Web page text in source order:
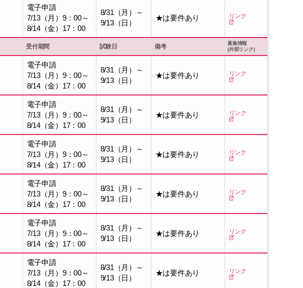
電子申請
7/13（月）9：00～
8/14（金）17：00
8/31（月）～
9/13（日）
★は要件あり リンク
受付期間 試験日 備考
募集情報
(外部リンク)
電子申請
7/13（月）9：00～
8/14（金）17：00
8/31（月）～
9/13（日）
★は要件あり リンク
電子申請
7/13（月）9：00～
8/14（金）17：00
8/31（月）～
9/13（日）
★は要件あり リンク
電子申請
7/13（月）9：00～
8/14（金）17：00
8/31（月）～
9/13（日）
★は要件あり リンク
電子申請
7/13（月）9：00～
8/14（金）17：00
8/31（月）～
9/13（日）
★は要件あり リンク
電子申請
7/13（月）9：00～
8/14（金）17：00
8/31（月）～
9/13（日）
★は要件あり リンク
電子申請
7/13（月）9：00～
8/14（金）17：00
8/31（月）～
9/13（日）
★は要件あり リンク